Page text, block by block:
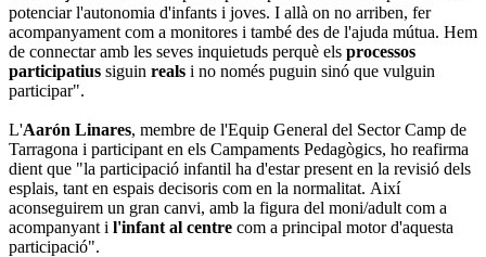
potenciar l'autonomia d'infants i joves. I allà on no arriben, fer
acompanyament com a monitores i també des de l'ajuda mútua. Hem
de connectar amb les seves inquietuds perquè els processos
participatius siguin reals i no només puguin sinó que vulguin
participar".
L'Aarón Linares, membre de l'Equip General del Sector Camp de
Tarragona i participant en els Campaments Pedagògics, ho reafirma
dient que "la participació infantil ha d'estar present en la revisió dels
esplais, tant en espais decisoris com en la normalitat. Així
aconseguirem un gran canvi, amb la figura del moni/adult com a
acompanyant i l'infant al centre com a principal motor d'aquesta
participació".